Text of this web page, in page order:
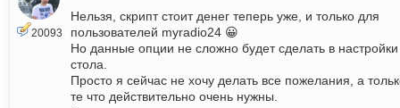
20093
Нельзя, скрипт стоит денег теперь уже, и только для
пользователей myradio24 😀
Но данные опции не сложно будет сделать в настройки
стола.
Просто я сейчас не хочу делать все пожелания, а
те что действительно очень нужны.